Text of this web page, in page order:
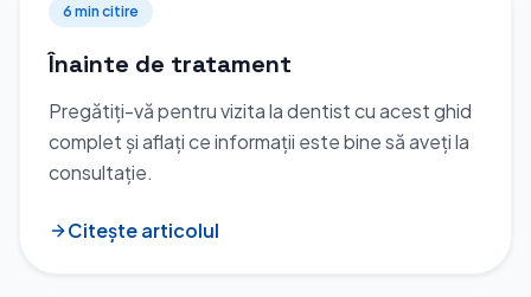
6 min citire
Înainte de tratament
Pregătiți-vă pentru vizita la dentist cu acest ghid
complet și aflați ce informații este bine să aveți la
consultație.
Citește articolul